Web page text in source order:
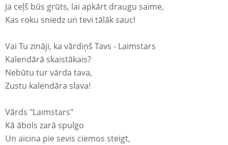
Ja ceļš būs grūts, lai apkārt draugu saime,
Kas roku sniedz un tevi tālāk sauc!
Vai Tu zināji, ka vārdiņš Tavs - Laimstars
Kalendārā skaistākais?
Nebūtu tur vārda tava,
Zustu kalendāra slava!
Vārds "Laimstars"
Kā ābols zarā spulgo
Un aicina pie sevis ciemos steigt,